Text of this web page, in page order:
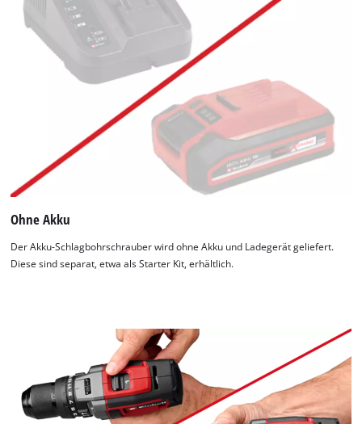
Ohne Akku
Der Akku-Schlagbohrschrauber wird ohne Akku und Ladegerät geliefert.
Diese sind separat, etwa als Starter Kit, erhältlich.